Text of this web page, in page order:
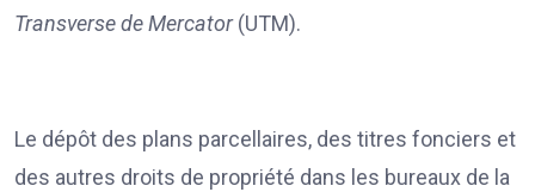
Transverse de Mercator(UTM).
Le dépôt des plans parcellaires, des titres fonciers et
des autres droits de propriété dans les bureaux de la